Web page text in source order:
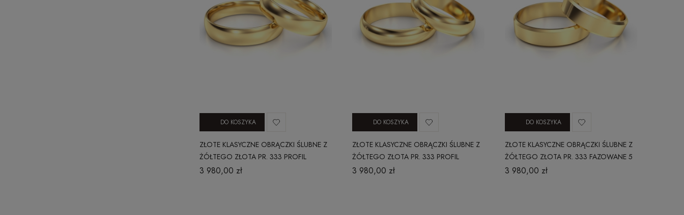
ZŁOTE KLASYCZNE OBRĄCZKI ŚLUBNE Z
ŻÓŁTEGO ZŁOTA PR. 333 PROFIL
OKRĄGŁY 4 MM
3 980,00 zł
DO KOSZYKA
ZŁOTE KLASYCZNE OBRĄCZKI ŚLUBNE Z
ŻÓŁTEGO ZŁOTA PR. 333 PROFIL
WYPUKŁY 4 MM
3 980,00 zł
DO KOSZYKA
ZŁOTE KLASYCZNE OBRĄCZKI ŚLUBNE Z
ŻÓŁTEGO ZŁOTA PR. 333 FAZOWANE 5
MM
3 980,00 zł
DO KOSZYKA